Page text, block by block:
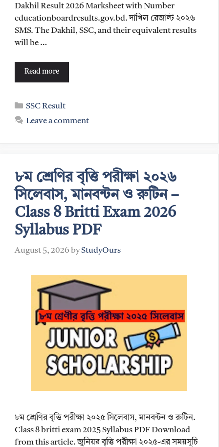
Dakhil Result 2026 Marksheet with Number
educationboardresults.gov.bd. দাখিল রেজাল্ট ২০২৬
SMS. The Dakhil, SSC, and their equivalent results
will be …
Read more
Categories
SSC Result
Leave a comment
৮ম শ্রেণির বৃত্তি পরীক্ষা ২০২৬
সিলেবাস, মানবন্টন ও রুটিন –
Class 8 Britti Exam 2026
Syllabus PDF
August 5, 2026 byStudyOurs
৮ম শ্রেণির বৃত্তি পরীক্ষা ২০২৫ সিলেবাস, মানবন্টন ও রুটিন.
Class 8 britti exam 2025 Syllabus PDF Download
from this article. জুনিয়র বৃত্তি পরীক্ষা ২০২৫-এর সময়সূচি